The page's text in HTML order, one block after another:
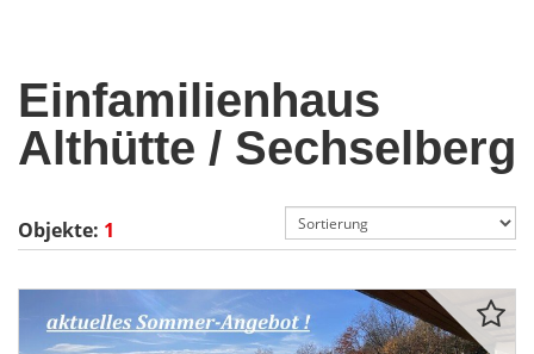
Einfamilienhaus
Althütte / Sechselberg
Objekte: 1